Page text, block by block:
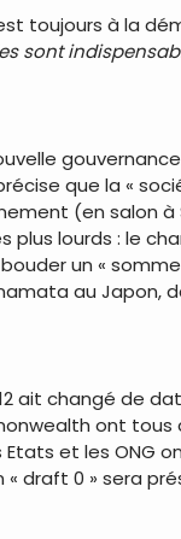
toujours à la
sont
que la «
(en salon
plus lourds : le
un «
au Japon,
ait changé de
ont
et les ONG
« draft 0 » sera